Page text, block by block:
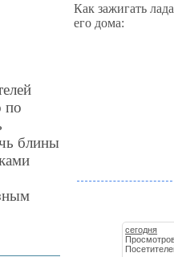
по
блины
Как зажигать
его дома:
сегодня